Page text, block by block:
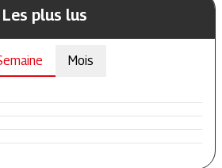
Les plus lus
Mois